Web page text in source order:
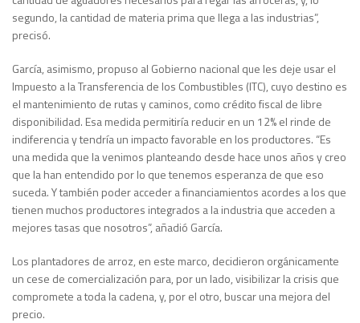
segundo, la cantidad de materia prima que llega a las industrias”,
precisó.
García, asimismo, propuso al Gobierno nacional que les deje usar el
Impuesto a la Transferencia de los Combustibles (ITC), cuyo destino es
el mantenimiento de rutas y caminos, como crédito fiscal de libre
disponibilidad. Esa medida permitiría reducir en un 12% el rinde de
indiferencia y tendría un impacto favorable en los productores. “Es
una medida que la venimos planteando desde hace unos años y creo
que la han entendido por lo que tenemos esperanza de que eso
suceda. Y también poder acceder a financiamientos acordes a los que
tienen muchos productores integrados a la industria que acceden a
mejores tasas que nosotros”, añadió García.
Los plantadores de arroz, en este marco, decidieron orgánicamente
un cese de comercialización para, por un lado, visibilizar la crisis que
compromete a toda la cadena, y, por el otro, buscar una mejora del
precio.